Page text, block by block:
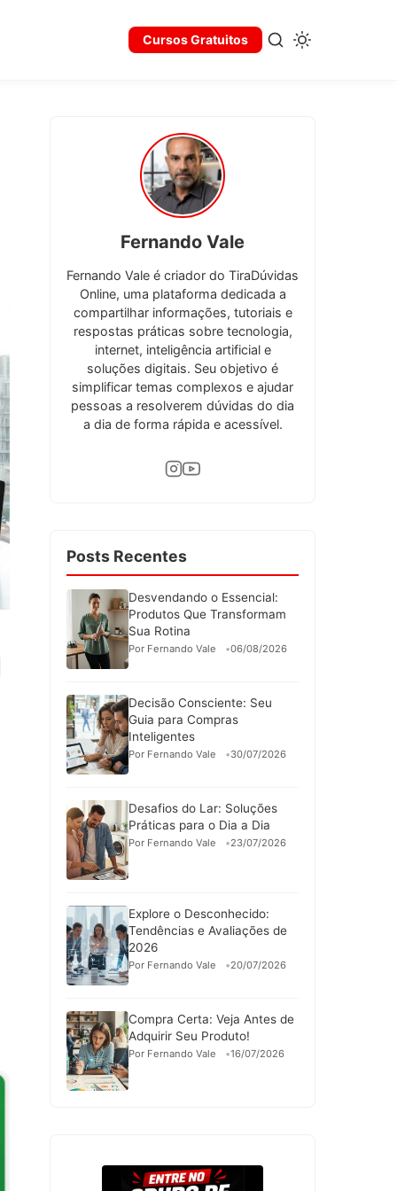
Cursos Gratuitos
Fernando Vale
Fernando Vale é criador do TiraDúvidas
Online, uma plataforma dedicada a
compartilhar informações, tutoriais e
respostas práticas sobre tecnologia,
internet, inteligência artificial e
soluções digitais. Seu objetivo é
simplificar temas complexos e ajudar
pessoas a resolverem dúvidas do dia
a dia de forma rápida e acessível.
Posts Recentes
Desvendando o Essencial:
Produtos Que Transformam
Sua Rotina
Por Fernando Vale 06/08/2026
Decisão Consciente: Seu
Guia para Compras
Inteligentes
Por Fernando Vale 30/07/2026
Desafios do Lar: Soluções
Práticas para o Dia a Dia
Por Fernando Vale 23/07/2026
Explore o Desconhecido:
Tendências e Avaliações de
2026
Por Fernando Vale 20/07/2026
Compra Certa: Veja Antes de
Adquirir Seu Produto!
Por Fernando Vale 16/07/2026